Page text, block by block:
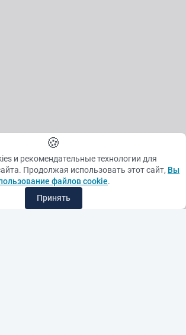
🍪
и рекомендательные технологии для
Продолжая использовать этот сайт, Вы
файлов cookie.
Принять